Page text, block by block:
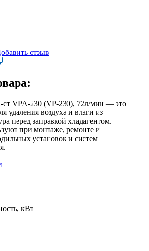
отзыв
ст VPA-230 (VP-230), 72л/мин — это
удаления воздуха и влаги из
перед заправкой хладагентом.
при монтаже, ремонте и
установок и систем
кВт